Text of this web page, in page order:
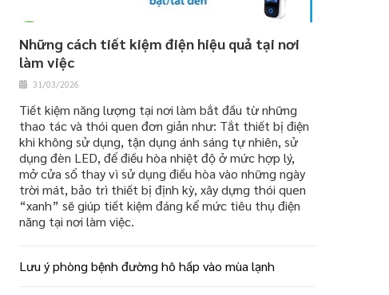
Những cách tiết kiệm điện hiệu quả tại nơi
làm việc
31/03/2026
Tiết kiệm năng lượng tại nơi làm bắt đầu từ những
thao tác và thói quen đơn giản như: Tắt thiết bị điện
khi không sử dụng, tận dụng ánh sáng tự nhiên, sử
dụng đèn LED, để điều hòa nhiệt độ ở mức hợp lý,
mở cửa sổ thay vì sử dụng điều hòa vào những ngày
trời mát, bảo trì thiết bị định kỳ, xây dựng thói quen
“xanh” sẽ giúp tiết kiệm đáng kể mức tiêu thụ điện
năng tại nơi làm việc.
Lưu ý phòng bệnh đường hô hấp vào mùa lạnh